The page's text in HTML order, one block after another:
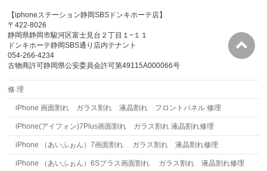
【iphoneステーション静岡SBSドンキホーテ店】
〒422-8026
静岡県静岡市駿河区富士見台２丁目１−１１
ドンキホーテ静岡SBS通り店内テナント
054-266-4234
古物商許可静岡県公安委員会許可第49115A000066号
修 理
iPhone 画面割れ ガラス割れ 液晶割れ フロントパネル 修理
iPhone(アイフォン)7Plus画面割れ ガラス割れ 液晶割れ修理
iPhone （あいふぉん）7画面割れ ガラス割れ 液晶割れ修理
iPhone （あいふぉん）6Sプラス画面割れ ガラス割れ 液晶割れ修理